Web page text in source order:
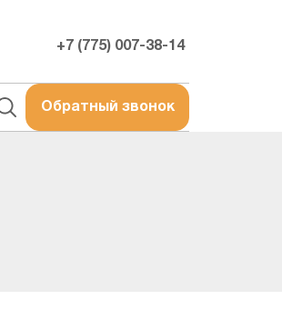
+7 (775) 007-38-14
Обратный звонок